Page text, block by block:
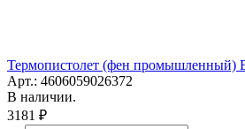
Термопистолет (фен промышленный)
Арт.: 4606059026372
В наличии.
3181 ₽